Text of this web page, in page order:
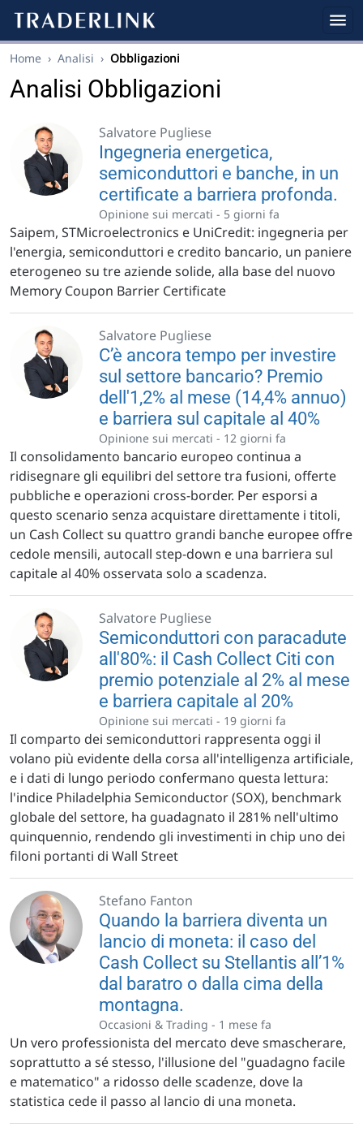
Home › Analisi › Obbligazioni
Analisi Obbligazioni
Salvatore Pugliese
Ingegneria energetica,
semiconduttori e banche, in un
certificate a barriera profonda.
Opinione sui mercati - 5 giorni fa
Saipem, STMicroelectronics e UniCredit: ingegneria per
l'energia, semiconduttori e credito bancario, un paniere
eterogeneo su tre aziende solide, alla base del nuovo
Memory Coupon Barrier Certificate
Salvatore Pugliese
C’è ancora tempo per investire
sul settore bancario? Premio
dell'1,2% al mese (14,4% annuo)
e barriera sul capitale al 40%
Opinione sui mercati - 12 giorni fa
Il consolidamento bancario europeo continua a
ridisegnare gli equilibri del settore tra fusioni, offerte
pubbliche e operazioni cross-border. Per esporsi a
questo scenario senza acquistare direttamente i titoli,
un Cash Collect su quattro grandi banche europee offre
cedole mensili, autocall step-down e una barriera sul
capitale al 40% osservata solo a scadenza.
Salvatore Pugliese
Semiconduttori con paracadute
all'80%: il Cash Collect Citi con
premio potenziale al 2% al mese
e barriera capitale al 20%
Opinione sui mercati - 19 giorni fa
Il comparto dei semiconduttori rappresenta oggi il
volano più evidente della corsa all'intelligenza artificiale,
e i dati di lungo periodo confermano questa lettura:
l'indice Philadelphia Semiconductor (SOX), benchmark
globale del settore, ha guadagnato il 281% nell'ultimo
quinquennio, rendendo gli investimenti in chip uno dei
filoni portanti di Wall Street
Stefano Fanton
Quando la barriera diventa un
lancio di moneta: il caso del
Cash Collect su Stellantis all’1%
dal baratro o dalla cima della
montagna.
Occasioni & Trading - 1 mese fa
Un vero professionista del mercato deve smascherare,
soprattutto a sé stesso, l'illusione del "guadagno facile
e matematico" a ridosso delle scadenze, dove la
statistica cede il passo al lancio di una moneta.